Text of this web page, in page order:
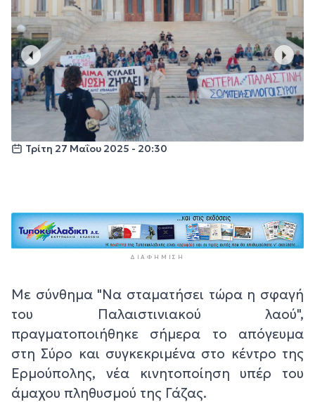
Τρίτη 27 Μαΐου 2025 - 20:30
ΔΙΑΦΉΜΙΣΗ
Με σύνθημα "Να σταματήσει τώρα η σφαγή
του Παλαιστινιακού λαού",
πραγματοποιήθηκε σήμερα το απόγευμα
στη Σύρο και συγκεκριμένα στο κέντρο της
Ερμούπολης, νέα κινητοποίηση υπέρ του
άμαχου πληθυσμού της Γάζας.